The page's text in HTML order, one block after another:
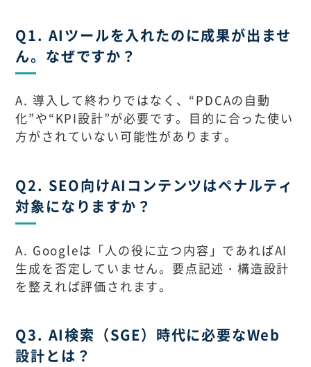
Q1. AIツールを入れたのに成果が出ませ
ん。なぜですか？
A. 導入して終わりではなく、“PDCAの自動
化”や“KPI設計”が必要です。目的に合った使い
方がされていない可能性があります。
Q2. SEO向けAIコンテンツはペナルティ
対象になりますか？
A. Googleは「人の役に立つ内容」であればAI
生成を否定していません。要点記述・構造設計
を整えれば評価されます。
Q3. AI検索（SGE）時代に必要なWeb
設計とは？